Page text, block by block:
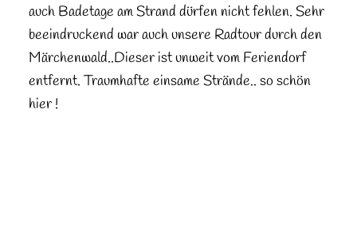
auch Badetage am Strand dürfen nicht fehlen. Sehr
beeindruckend war auch unsere Radtour durch den
Märchenwald..Dieser ist unweit vom Feriendorf
entfernt. Traumhafte einsame Strände.. so schön
hier !